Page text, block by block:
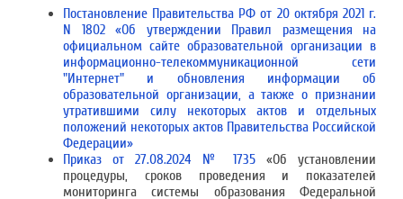
Постановление Правительства РФ от 20 октября 2021 г.
N 1802 «Об утверждении Правил размещения на
официальном сайте образовательной организации в
информационно-телекоммуникационной сети
"Интернет" и обновления информации об
образовательной организации, а также о признании
утратившими силу некоторых актов и отдельных
положений некоторых актов Правительства Российской
Федерации»
Приказ от 27.08.2024 № 1735 «Об установлении
процедуры, сроков проведения и показателей
мониторинга системы образования Федеральной